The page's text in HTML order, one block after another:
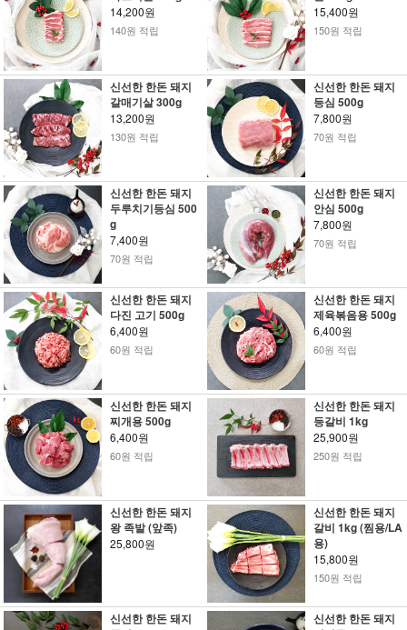
14,200원
140원 적립
15,400원
150원 적립
신선한 한돈 돼지
갈매기살 300g
13,200원
130원 적립
신선한 한돈 돼지
등심 500g
7,800원
70원 적립
신선한 한돈 돼지
두루치기등심 500
g
7,400원
70원 적립
신선한 한돈 돼지
안심 500g
7,800원
70원 적립
신선한 한돈 돼지
다진 고기 500g
6,400원
60원 적립
신선한 한돈 돼지
제육볶음용 500g
6,400원
60원 적립
신선한 한돈 돼지
찌개용 500g
6,400원
60원 적립
신선한 한돈 돼지
등갈비 1kg
25,900원
250원 적립
신선한 한돈 돼지
왕 족발 (앞족)
25,800원
신선한 한돈 돼지
갈비 1kg (찜용/LA
용)
15,800원
150원 적립
신선한 한돈 돼지
신선한 한돈 돼지